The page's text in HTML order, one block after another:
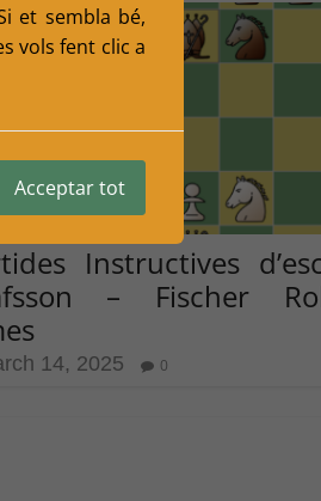
Instructives
– Fischer
14, 2025 0
et sembla bé,
vols fent clic a
Acceptar tot